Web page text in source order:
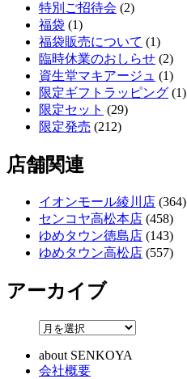
特別ご招待会 (2)
福袋 (1)
福袋販売について (1)
臨時休業のおしらせ (2)
資生堂マキアージュ (1)
限定ギフトラッピング (1)
限定セット (29)
限定発売 (212)
店舗関連
イオンモール綾川店 (364)
センコヤ高松本店 (458)
ゆめタウン徳島店 (143)
ゆめタウン高松店 (557)
アーカイブ
about SENKOYA
会社概要